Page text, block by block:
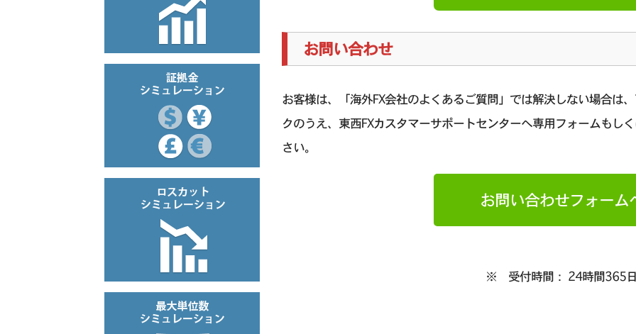
お問い合わせ
お客様は、「海外FX会社のよくあるご質問」では解決しない場合は
クのうえ、東西FXカスタマーサポートセンターへ専用フォームもし
さい。
お問い合わせフォーム
※ 受付時間： 24時間365